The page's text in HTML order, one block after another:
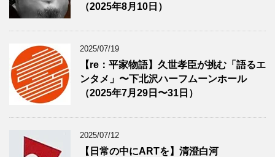
（2025年8月10日）
2025/07/19
【re：平家物語】久世孝臣が挑む「語るエ
ンタメ」〜下北沢ハーフムーンホール
（2025年7月29日〜31日）
2025/07/12
【日常の中にARTを】清澄白河